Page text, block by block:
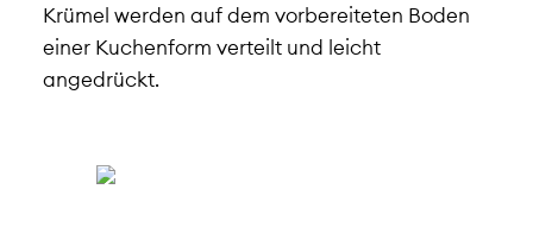
Krümel werden auf dem vorbereiteten Boden
einer Kuchenform verteilt und leicht
angedrückt.